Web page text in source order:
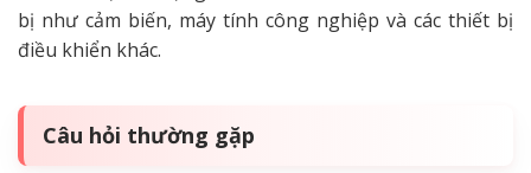
bị như cảm biến, máy tính công nghiệp và các thiết bị
điều khiển khác.
Câu hỏi thường gặp